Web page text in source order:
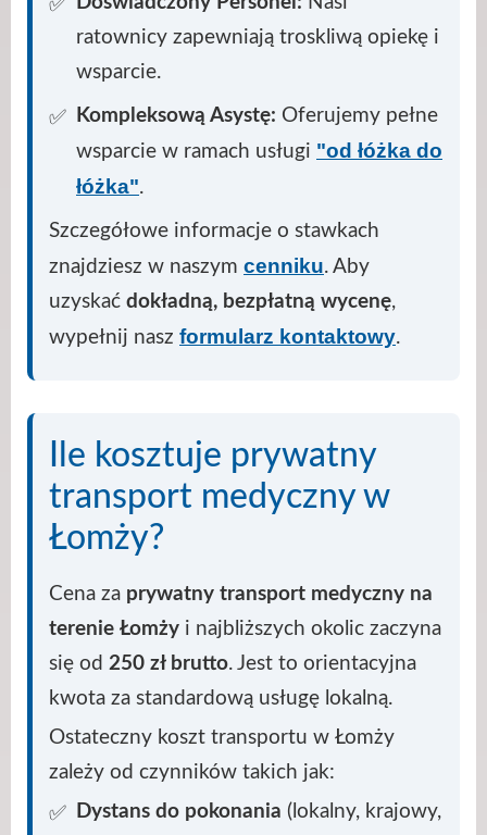
ratownicy zapewniają troskliwą opiekę i
wsparcie.
Kompleksową Asystę: Oferujemy pełne
wsparcie w ramach usługi "od łóżka do
łóżka".
Szczegółowe informacje o stawkach
znajdziesz w naszym cenniku. Aby
uzyskać dokładną, bezpłatną wycenę,
wypełnij nasz formularz kontaktowy.
Ile kosztuje prywatny
transport medyczny w
Łomży?
Cena za prywatny transport medyczny na
terenie Łomży i najbliższych okolic zaczyna
się od 250 zł brutto. Jest to orientacyjna
kwota za standardową usługę lokalną.
Ostateczny koszt transportu w Łomży
zależy od czynników takich jak:
Dystans do pokonania (lokalny, krajowy,